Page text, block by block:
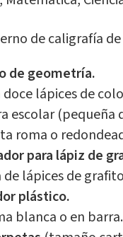
de caligrafía
de geometría.
doce lápices de
escolar
roma o
para lápiz de
de lápices de
plástico.
blanca o en barra.